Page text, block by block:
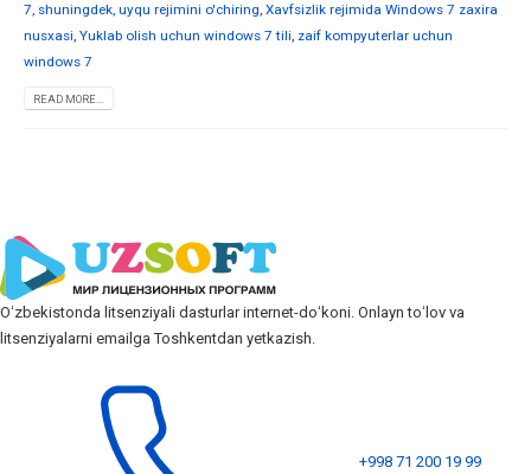
7, shuningdek, uyqu rejimini o'chiring, Xavfsizlik rejimida Windows 7 zaxira
nusxasi, Yuklab olish uchun windows 7 tili, zaif kompyuterlar uchun
windows 7
READ MORE...
Oʻzbekistonda litsenziyali dasturlar internet-doʻkoni. Onlayn toʻlov va
litsenziyalarni emailga Toshkentdan yetkazish.
+998 71 200 19 99